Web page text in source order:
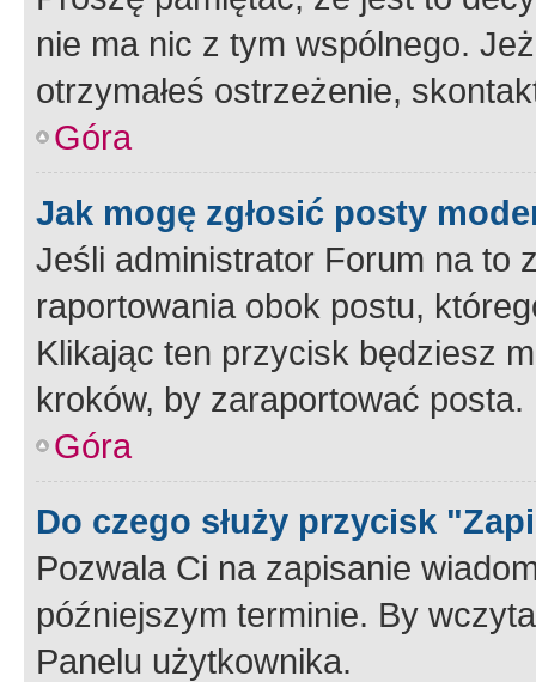
nie ma nic z tym wspólnego.
otrzymałeś ostrzeżenie,
Góra
Jak mogę zgłosić posty
Jeśli administrator Forum na to
raportowania obok postu,
Klikając ten przycisk będziesz
kroków, by zaraportować posta.
Góra
Do czego służy przycisk
Pozwala Ci na zapisanie
późniejszym terminie. By
Panelu użytkownika.